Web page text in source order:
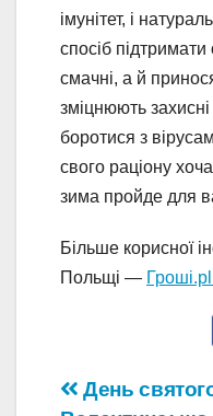
імунітет, і
спосіб
смачні, а й
зміцнюють
боротися з
свого раціону
зима пройде для
Більше корисної
Польщі —
День